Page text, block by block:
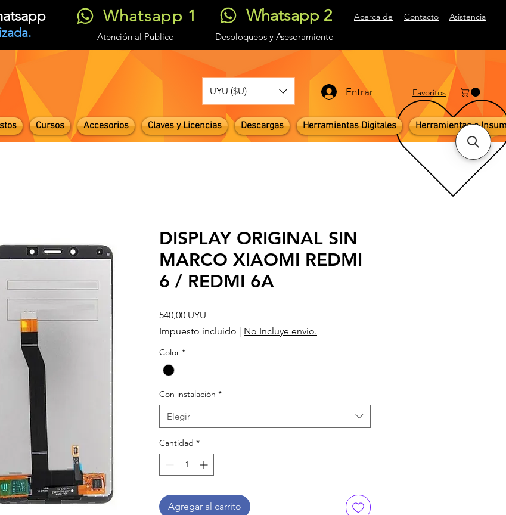
Whatsapp 1 Whatsapp 2 Acerca de Contacto Asistencia
Atención al Publico Desbloqueos y Asesoramiento
UYU ($U) Entrar Favoritos
Cursos Accesorios Claves y Licencias Descargas Herramientas Digitales Herramientas e
DISPLAY ORIGINAL SIN
MARCO XIAOMI REDMI
6 / REDMI 6A
540,00 UYU
Impuesto incluido | No Incluye envío.
Color *
Con instalación *
Elegir
Cantidad *
Agregar al carrito